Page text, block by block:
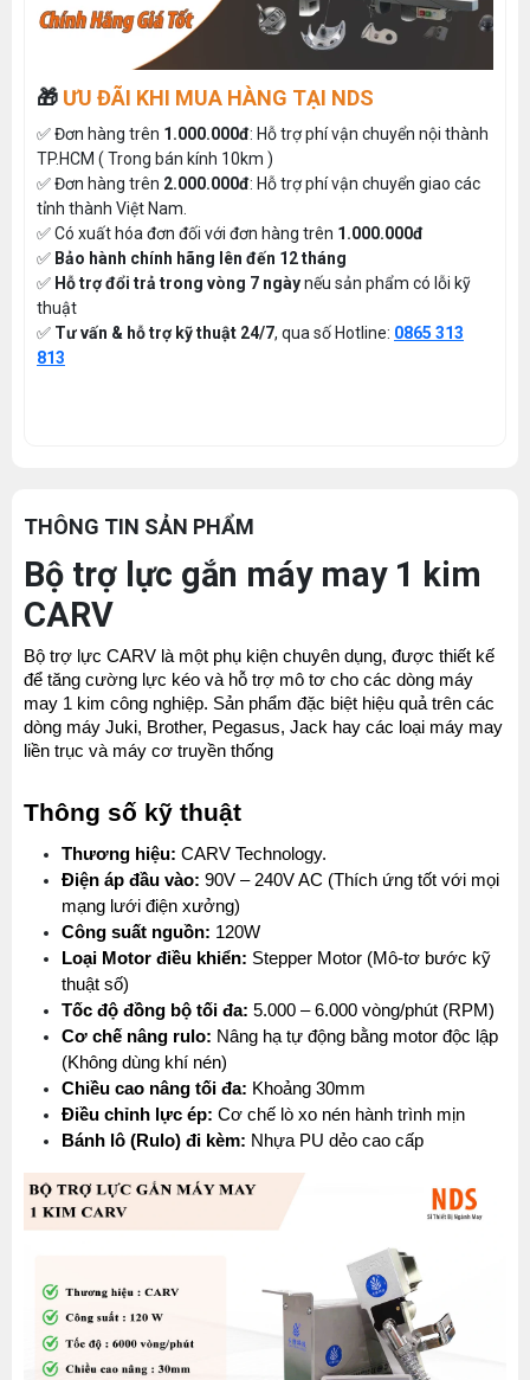
🎁 ƯU ĐÃI KHI MUA HÀNG TẠI NDS
✅ Đơn hàng trên 1.000.000đ: Hỗ trợ phí vận chuyển nội thành
TP.HCM ( Trong bán kính 10km )
✅ Đơn hàng trên 2.000.000đ: Hỗ trợ phí vận chuyển giao các
tỉnh thành Việt Nam.
✅ Có xuất hóa đơn đối với đơn hàng trên 1.000.000đ
✅ Bảo hành chính hãng lên đến 12 tháng
✅ Hỗ trợ đổi trả trong vòng 7 ngàynếu sản phẩm có lỗi kỹ
thuật
✅ Tư vấn & hỗ trợ kỹ thuật 24/7, qua số Hotline: 0865 313
813
THÔNG TIN SẢN PHẨM
Bộ trợ lực gắn máy may 1 kim
CARV
Bộ trợ lực CARV là một phụ kiện chuyên dụng, được thiết kế
để tăng cường lực kéo và hỗ trợ mô tơ cho các dòng máy
may 1 kim công nghiệp. Sản phẩm đặc biệt hiệu quả trên các
dòng máy Juki, Brother, Pegasus, Jack hay các loại máy may
liền trục và máy cơ truyền thống
Thông số kỹ thuật
Thương hiệu: CARV Technology.
Điện áp đầu vào: 90V – 240V AC (Thích ứng tốt với mọi
mạng lưới điện xưởng)
Công suất nguồn: 120W
Loại Motor điều khiển: Stepper Motor (Mô-tơ bước kỹ
thuật số)
Tốc độ đồng bộ tối đa: 5.000 – 6.000 vòng/phút (RPM)
Cơ chế nâng rulo: Nâng hạ tự động bằng motor độc lập
(Không dùng khí nén)
Chiều cao nâng tối đa: Khoảng 30mm
Điều chỉnh lực ép: Cơ chế lò xo nén hành trình mịn
Bánh lô (Rulo) đi kèm: Nhựa PU dẻo cao cấp